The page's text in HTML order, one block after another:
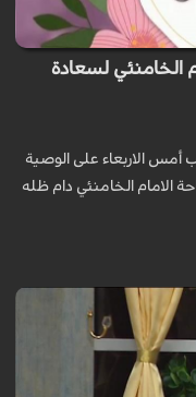
الامام الخامنئي لسعادة
أمس الاربعاء على الوصية
الامام الخامنئي دام ظله